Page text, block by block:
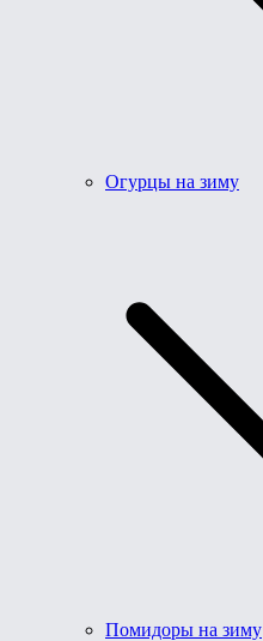
Огурцы на зиму
Помидоры на зиму